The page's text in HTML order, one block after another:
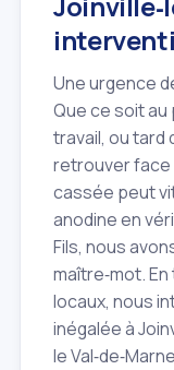
Une urgence
Que ce soit au
travail, ou tard
retrouver face
cassée peut
anodine en
Fils, nous
maître‑mot.
locaux, nous
inégalée à
le